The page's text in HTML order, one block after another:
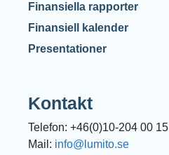
Finansiella rapporter
Finansiell kalender
Presentationer
Kontakt
Telefon: +46(0)10-204 00 15
Mail: info@lumito.se